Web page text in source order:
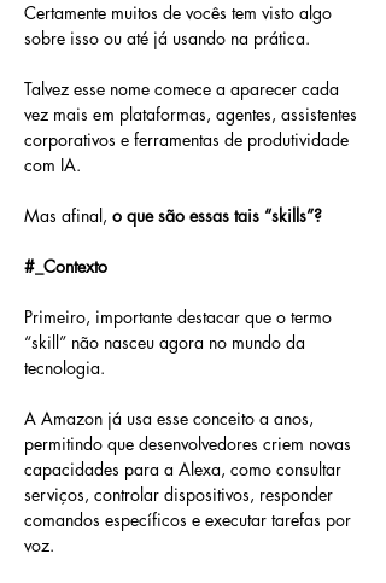
Certamente muitos de vocês tem visto algo
sobre isso ou até já usando na prática.
Talvez esse nome comece a aparecer cada
vez mais em plataformas, agentes, assistentes
corporativos e ferramentas de produtividade
com IA.
Mas afinal, o que são essas tais “skills”?
#_Contexto
Primeiro, importante destacar que o termo
“skill” não nasceu agora no mundo da
tecnologia.
A Amazon já usa esse conceito a anos,
permitindo que desenvolvedores criem novas
capacidades para a Alexa, como consultar
serviços, controlar dispositivos, responder
comandos específicos e executar tarefas por
voz.